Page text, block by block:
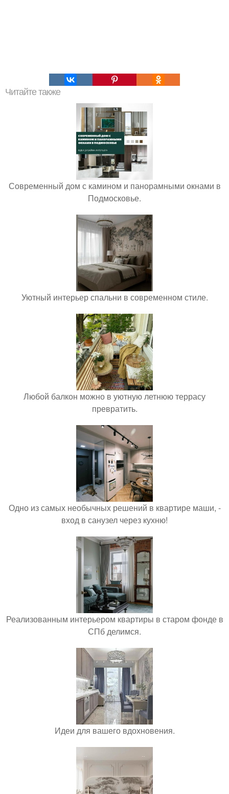
Читайте также
Современный дом с камином и панорамными окнами в
Подмосковье.
Уютный интерьер спальни в современном стиле.
Любой балкон можно в уютную летнюю террасу
превратить.
Одно из самых необычных решений в квартире маши, -
вход в санузел через кухню!
Реализованным интерьером квартиры в старом фонде в
СПб делимся.
Идеи для вашего вдохновения.